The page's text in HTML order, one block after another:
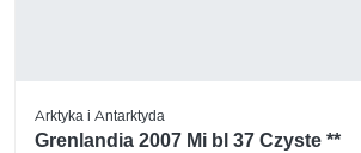
Arktyka i Antarktyda
Grenlandia 2007 Mi bl 37 Czyste **